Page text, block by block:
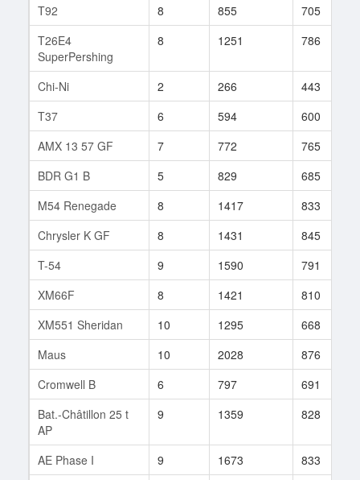
T92
8 855 705
T26E4
SuperPershing
8 1251 786
Chi-Ni 2 266 443
T37
6 594 600
AMX 13 57 GF
7 772 765
BDR G1 B
5 829 685
M54 Renegade
8 1417 833
Chrysler K GF
8 1431 845
T-54
9 1590 791
XM66F
8 1421 810
XM551 Sheridan
10 1295 668
Maus
10 2028 876
Cromwell B
6 797 691
Bat.-Châtillon 25 t
AP
9 1359 828
AE Phase I 9 1673 833